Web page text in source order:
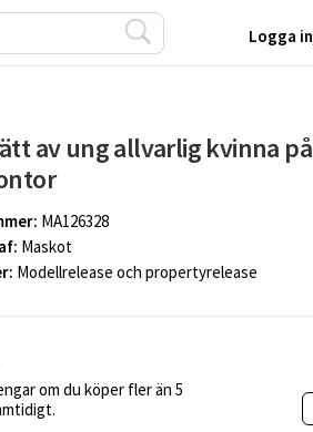
Logga in
av ung allvarlig kvinna på
MA126328
Maskot
Modellrelease och propertyrelease
om du köper fler än 5